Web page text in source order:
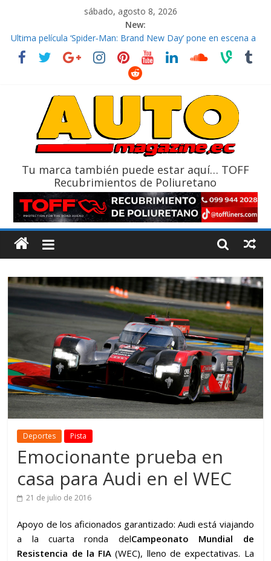
sábado, agosto 8, 2026
New:
El costo de tener un vehículo gana protagonismo a la hora de
decidir
Ultima película ‘Spider‑Man: Brand New Day’ pone en escena a
La Vuelta al Ecuador 2026, edición 47ª, recorre 7 provincias en 8
La FEDAK recibe 12 Sinotruk Bolden para cubrir las rutas de La
Tu marca también puede estar aquí… TOFF
Recubrimientos de Poliuretano
Deportes Pista
Emocionante prueba en
casa para Audi en el WEC
21 de julio de 2016
Apoyo de los aficionados garantizado: Audi está viajando
a la cuarta ronda delCampeonato Mundial de
Resistencia de la FIA (WEC), lleno de expectativas. La